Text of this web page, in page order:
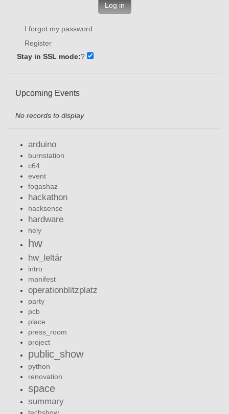
Log in
I forgot my password
Register
Stay in SSL mode:?
Upcoming Events
No records to display
arduino
burnstation
c64
event
fogashaz
hackathon
hacksense
hardware
hely
hw
hw_leltár
intro
manifest
operationblitzplatz
party
pcb
place
press_room
project
public_show
python
renovation
space
summary
techshow